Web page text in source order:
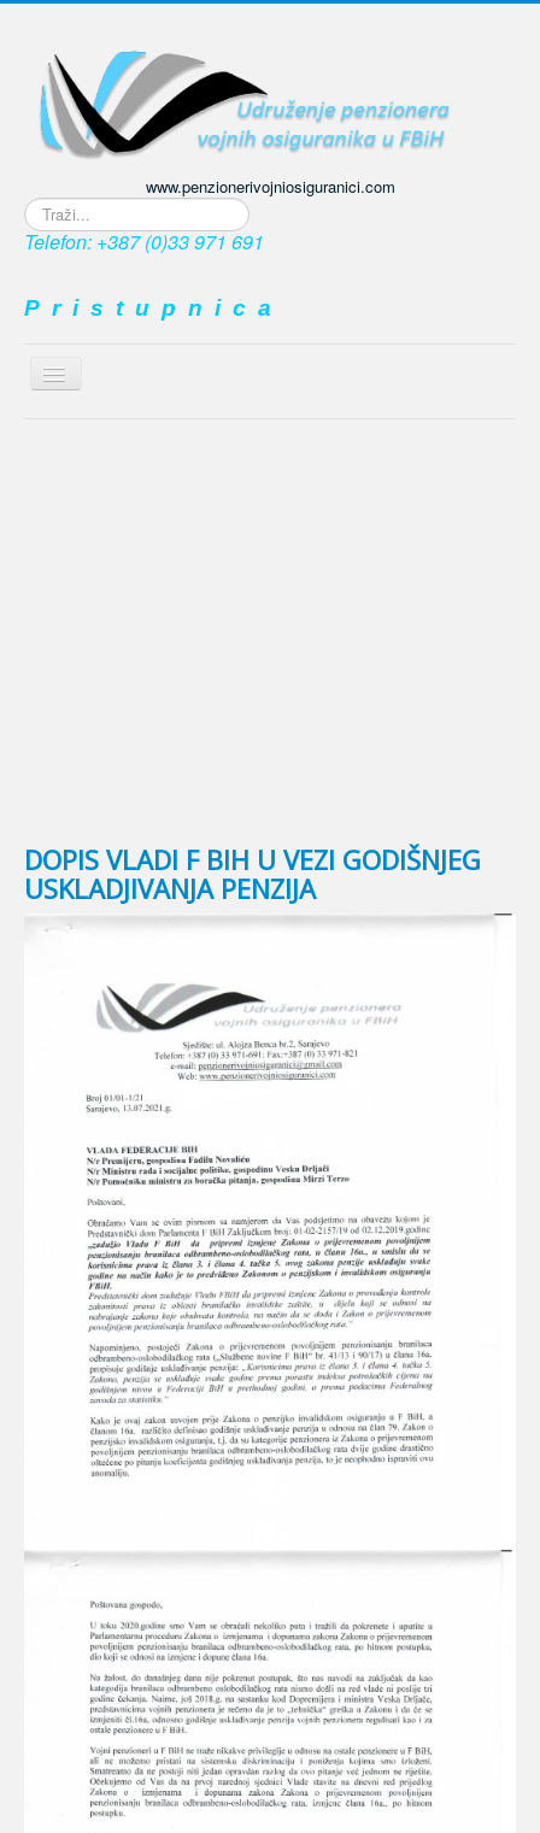
www.penzionerivojniosiguranici.com
Traži...
Telefon: +387 (0)33 971 691
P r i s t u p n i c a
Prikaz
DOPIS VLADI F BIH U VEZI GODIŠNJEG
USKLADJIVANJA PENZIJA